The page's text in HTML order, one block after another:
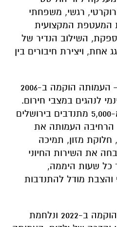
רגשי, משפחתי
המעטפת המקצועית
השילוב הנדיר של
אחת, ויצירת חיבורים בין
״ידידים סיוע בדרכים״ – העמותה הוקמה ב-2006
לנהגים במצבי חירום.
הארגון מפעיל למעלה מ-5,000 מתנדבים בירושלים
העמותה את
חלוקת מזון, תמיכה
את השירות החיוני
כל שעות היממה,
מודל להתנדבות
״כנפי דרור״- העמותה הוקמה ב-2022 ונלחמת